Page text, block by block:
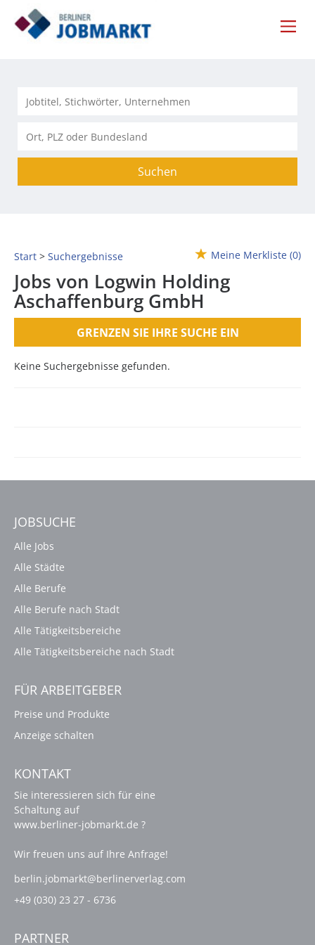
Suchen
Start Suchergebnisse Meine Merkliste (0)
Jobs von Logwin Holding
Aschaffenburg GmbH
GRENZEN SIE IHRE SUCHE EIN
Keine Suchergebnisse gefunden.
JOBSUCHE
Alle Jobs
Alle Städte
Alle Berufe
Alle Berufe nach Stadt
Alle Tätigkeitsbereiche
Alle Tätigkeitsbereiche nach Stadt
FÜR ARBEITGEBER
Preise und Produkte
Anzeige schalten
KONTAKT
Sie interessieren sich für eine
Schaltung auf
www.berliner-jobmarkt.de ?
Wir freuen uns auf Ihre Anfrage!
berlin.jobmarkt@berlinerverlag.com
+49 (030) 23 27 - 6736
PARTNER